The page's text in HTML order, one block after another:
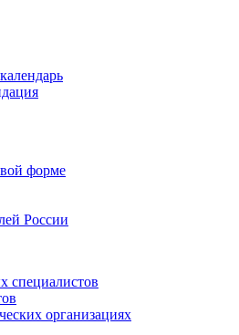
форме
России
специалистов
организациях